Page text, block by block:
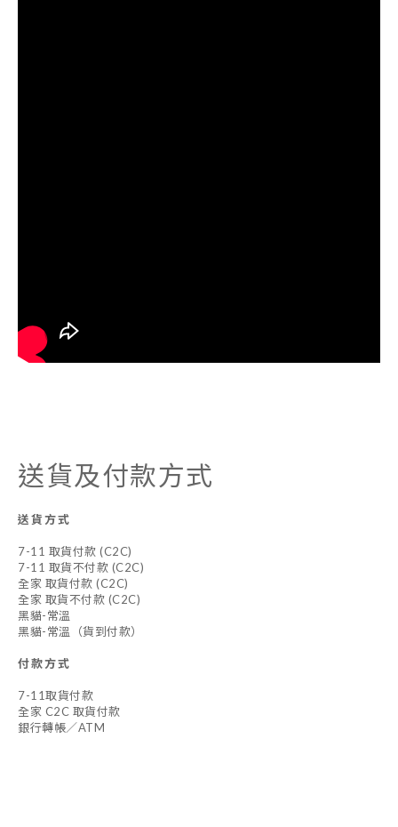
送貨及付款方式
送貨方式
7-11 取貨付款 (C2C)
7-11 取貨不付款 (C2C)
全家 取貨付款 (C2C)
全家 取貨不付款 (C2C)
黑貓-常溫
黑貓-常溫（貨到付款）
付款方式
7-11取貨付款
全家 C2C 取貨付款
銀行轉帳／ATM